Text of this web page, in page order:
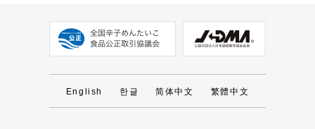
English 한글 简体中文 繁體中文